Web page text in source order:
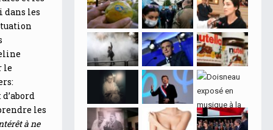
dans les
le
les
à ne